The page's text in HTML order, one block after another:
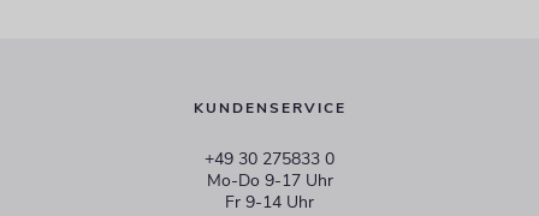
KUNDENSERVICE
+49 30 275833 0
Mo-Do 9-17 Uhr
Fr 9-14 Uhr